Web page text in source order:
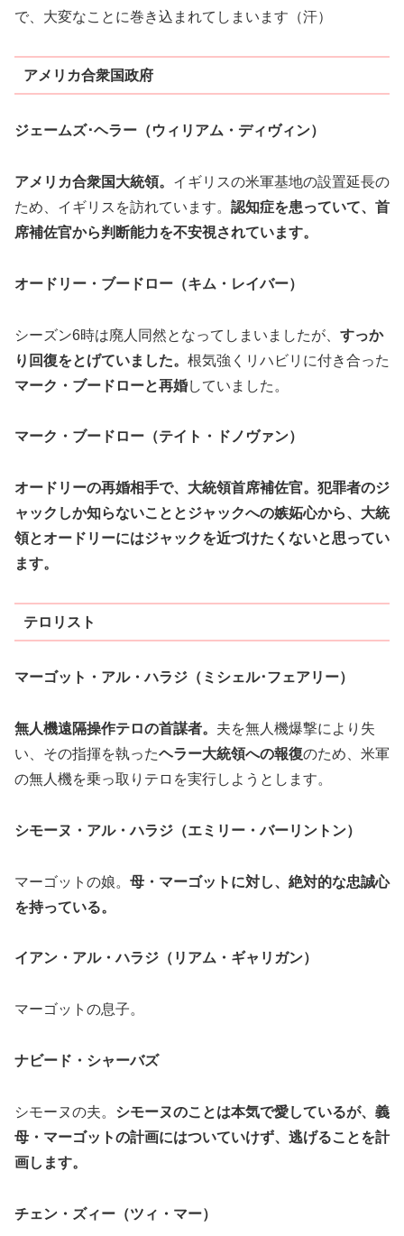
で、大変なことに巻き込まれてしまいます（汗）
アメリカ合衆国政府
ジェームズ･ヘラー（ウィリアム・ディヴィン）
アメリカ合衆国大統領。 イギリスの米軍基地の設置延長の
ため、イギリスを訪れています。 認知症を患っていて、首
席補佐官から判断能力を不安視されています。
オードリー・ブードロー（キム・レイバー）
シーズン6時は廃人同然となってしまいましたが、 すっか
り回復をとげていました。 根気強くリハビリに付き合った
マーク・ブードローと再婚していました。
マーク・ブードロー（テイト・ドノヴァン）
オードリーの再婚相手で、大統領首席補佐官。犯罪者のジ
ャックしか知らないこととジャックへの嫉妬心から、大統
領とオードリーにはジャックを近づけたくないと思ってい
ます。
テロリスト
マーゴット・アル・ハラジ（ミシェル･フェアリー）
無人機遠隔操作テロの首謀者。 夫を無人機爆撃により失
い、その指揮を執ったヘラー大統領への報復のため、米軍
の無人機を乗っ取りテロを実行しようとします。
シモーヌ・アル・ハラジ（エミリー・バーリントン）
マーゴットの娘。 母・マーゴットに対し、絶対的な忠誠心
を持っている。
イアン・アル・ハラジ（リアム・ギャリガン）
マーゴットの息子。
ナビード・シャーバズ
シモーヌの夫。 シモーヌのことは本気で愛しているが、義
母・マーゴットの計画にはついていけず、逃げることを計
画します。
チェン・ズィー（ツィ・マー）